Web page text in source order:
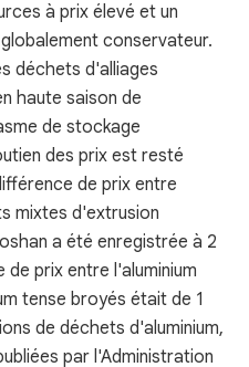
à prix élevé et un
conservateur.
déchets d'alliages
haute saison de
de stockage
des prix est resté
de prix entre
mixtes d'extrusion
a été enregistrée à 2
prix entre l'aluminium
tense broyés était de 1
de déchets d'aluminium,
par l'Administration